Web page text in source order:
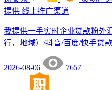
提供 线上推广渠道
我提供一手实时企业贷款粉外
行，地域）/抖音/百度/快手贷
2026-08-06 7657